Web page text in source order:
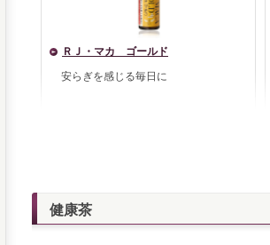
ＲＪ・マカ ゴールド
安らぎを感じる毎日に
健康茶